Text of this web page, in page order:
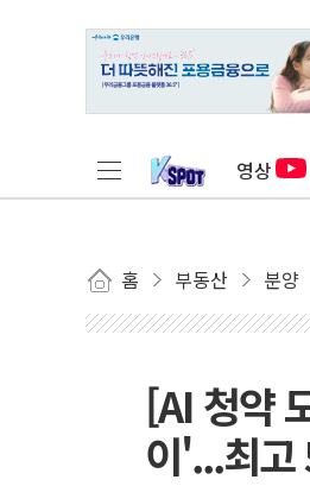
영상
홈 부동산 분양
[AI 청약
이'...최고